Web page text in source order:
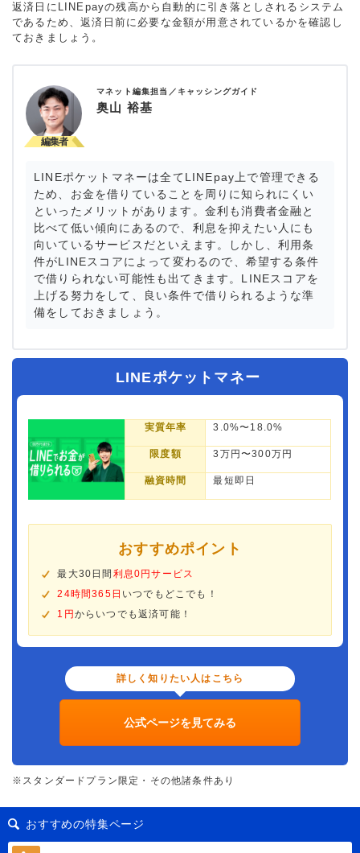
返済日にLINEpayの残高から自動的に引き落としされるシステム
であるため、返済日前に必要な金額が用意されているかを確認し
ておきましょう。
マネット編集担当／キャッシングガイド
奥山 裕基
LINEポケットマネーは全てLINEpay上で管理できる
ため、お金を借りていることを周りに知られにくい
といったメリットがあります。金利も消費者金融と
比べて低い傾向にあるので、利息を抑えたい人にも
向いているサービスだといえます。しかし、利用条
件がLINEスコアによって変わるので、希望する条件
で借りられない可能性も出てきます。LINEスコアを
上げる努力をして、良い条件で借りられるような準
備をしておきましょう。
LINEポケットマネー
実質年率 3.0%〜18.0%
限度額 3万円〜300万円
融資時間 最短即日
おすすめポイント
最大30日間 利息0円サービス
24時間365日 いつでもどこでも！
1円 からいつでも返済可能！
詳しく知りたい人はこちら
公式ページを見てみる
※スタンダードプラン限定・その他諸条件あり
おすすめの特集ページ